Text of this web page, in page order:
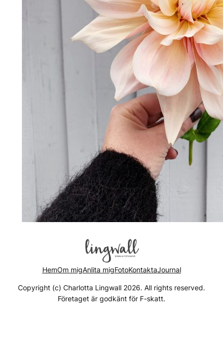
HemOm migAnlita migFotoKontaktaJournal
Copyright (c) Charlotta Lingwall 2026. All rights reserved.
Företaget är godkänt för F-skatt.